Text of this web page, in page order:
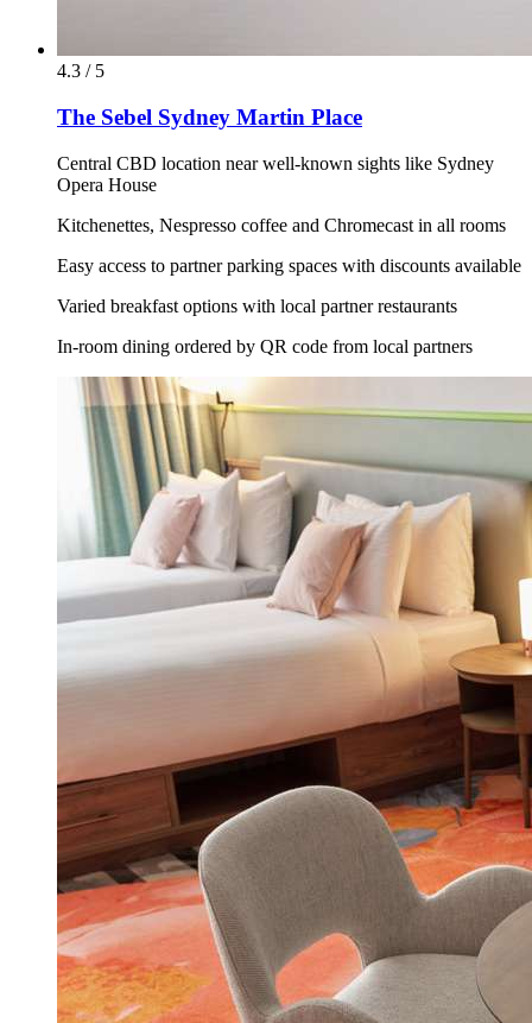
4.3 / 5
The Sebel Sydney Martin Place
Central CBD location near well-known sights like Sydney
Opera House
Kitchenettes, Nespresso coffee and Chromecast in all rooms
Easy access to partner parking spaces with discounts available
Varied breakfast options with local partner restaurants
In-room dining ordered by QR code from local partners